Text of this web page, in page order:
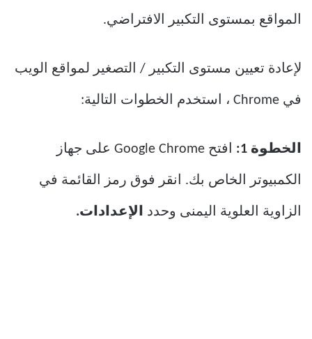
المواقع بمستوى التكبير الافتراضي.
لإعادة تعيين مستوى التكبير / التصغير لمواقع الويب
في Chrome ، استخدم الخطوات التالية:
الخطوة 1: افتح Google Chrome على جهاز
الكمبيوتر الخاص بك. انقر فوق رمز القائمة في
الزاوية العلوية اليمنى وحدد الإعدادات.